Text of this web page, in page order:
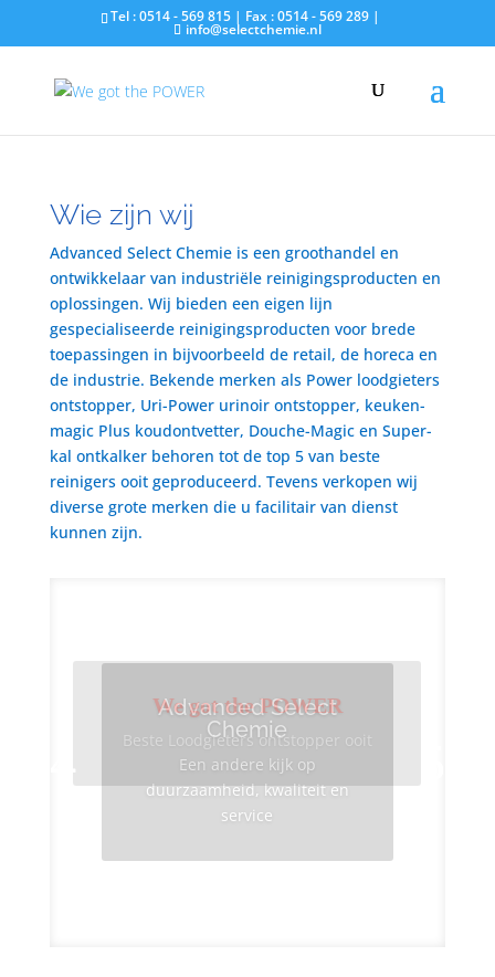
Tel : 0514 - 569 815 | Fax : 0514 - 569 289 |
info@selectchemie.nl
Wie zijn wij
Advanced Select Chemie is een groothandel en
ontwikkelaar van industriële reinigingsproducten en
oplossingen. Wij bieden een eigen lijn
gespecialiseerde reinigingsproducten voor brede
toepassingen in bijvoorbeeld de retail, de horeca en
de industrie. Bekende merken als Power loodgieters
ontstopper, Uri-Power urinoir ontstopper, keuken-
magic Plus koudontvetter, Douche-Magic en Super-
kal ontkalker behoren tot de top 5 van beste
reinigers ooit geproduceerd. Tevens verkopen wij
diverse grote merken die u facilitair van dienst
kunnen zijn.
Advanced Select
Chemie
Een andere kijk op
duurzaamheid, kwaliteit en
service
We got the POWER
Beste Loodgieters ontstopper ooit